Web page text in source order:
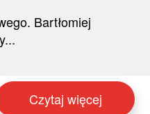
Bartłomiej
Czytaj więcej